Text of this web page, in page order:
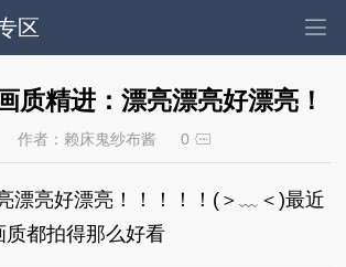
区
质精进：漂亮漂亮好漂亮！
作者：赖床鬼纱布酱 0
漂亮好漂亮！！！！！(＞﹏＜)最近
质都拍得那么好看